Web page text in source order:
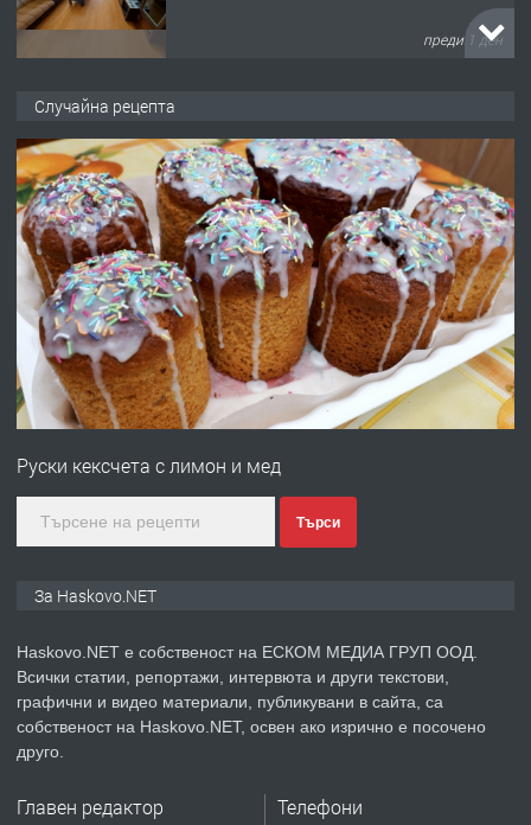
преди 1 ден
АПАРТАМЕНТ В ЦЕНТЪРА НА ГР.
ХАСКОВО
преди 2 дни
ПРЕДЛАГА Давам гараж под наем
преди 2 дни
ПРЕДЛАГА
№4120 Магазин/Офис под наем в кв.
градската градина!
преди 3 дни
ПРЕДЛАГА
Продавам парцел в гр. Хасково кв.
Случайна рецепта
Руски кексчета с лимон и мед
Търси
За Haskovo.NET
Haskovo.NET е собственост на ЕСКОМ МЕДИА ГРУП ООД.
Всички статии, репортажи, интервюта и други текстови,
графични и видео материали, публикувани в сайта, са
собственост на Haskovo.NET, освен ако изрично е посочено
друго.
Главен редактор Телефони